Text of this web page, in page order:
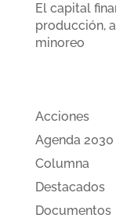
El capital
producción,
minoreo
Acciones
Agenda 2030
Columna
Destacados
Documentos